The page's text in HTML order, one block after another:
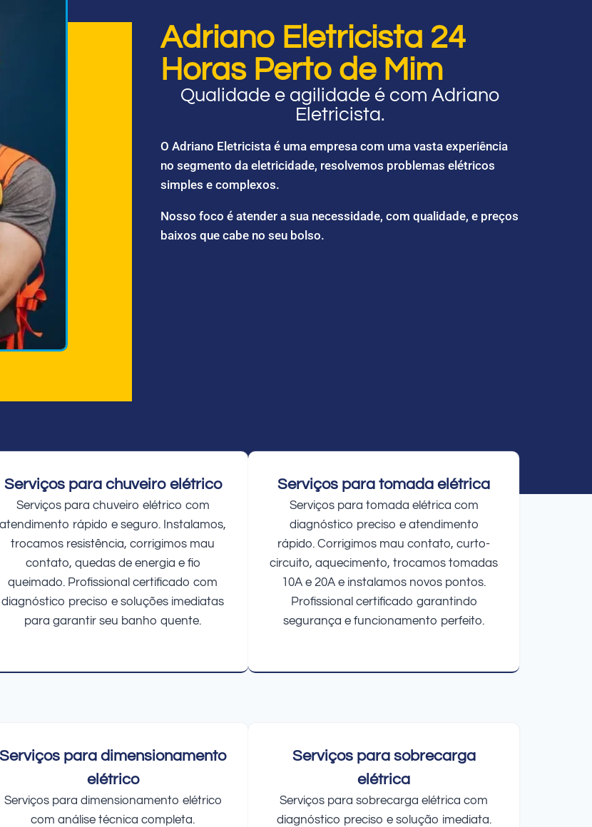
Adriano Eletricista 24
Horas Perto de Mim
Qualidade e agilidade é com Adriano
Eletricista.
O Adriano Eletricista é uma empresa com uma vasta experiência
no segmento da eletricidade, resolvemos problemas elétricos
simples e complexos.
Nosso foco é atender a sua necessidade, com qualidade, e preços
baixos que cabe no seu bolso.
Serviços para chuveiro elétrico
Serviços para chuveiro elétrico com
atendimento rápido e seguro. Instalamos,
trocamos resistência, corrigimos mau
contato, quedas de energia e fio
queimado. Profissional certificado com
diagnóstico preciso e soluções imediatas
para garantir seu banho quente.
Serviços para tomada elétrica
Serviços para tomada elétrica com
diagnóstico preciso e atendimento
rápido. Corrigimos mau contato, curto-
circuito, aquecimento, trocamos tomadas
10A e 20A e instalamos novos pontos.
Profissional certificado garantindo
segurança e funcionamento perfeito.
Serviços para dimensionamento
elétrico
Serviços para dimensionamento elétrico
com análise técnica completa.
Serviços para sobrecarga
elétrica
Serviços para sobrecarga elétrica com
diagnóstico preciso e solução imediata.